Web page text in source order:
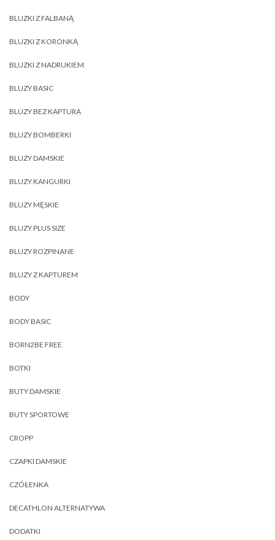
BLUZKI Z FALBANĄ
BLUZKI Z KORONKĄ
BLUZKI Z NADRUKIEM
BLUZY BASIC
BLUZY BEZ KAPTURA
BLUZY BOMBERKI
BLUZY DAMSKIE
BLUZY KANGURKI
BLUZY MĘSKIE
BLUZY PLUS SIZE
BLUZY ROZPINANE
BLUZY Z KAPTUREM
BODY
BODY BASIC
BORN2BE FREE
BOTKI
BUTY DAMSKIE
BUTY SPORTOWE
CROPP
CZAPKI DAMSKIE
CZÓŁENKA
DECATHLON ALTERNATYWA
DODATKI